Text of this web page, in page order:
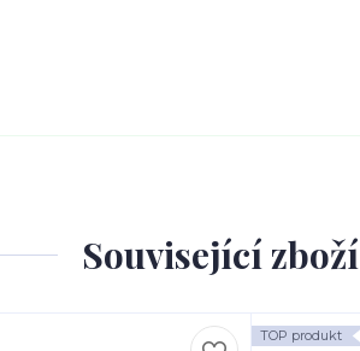
Související zboží
TOP produkt